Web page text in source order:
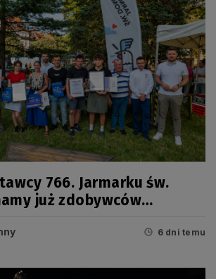
766. Jarmarku św.
już zdobywców
6 dni temu